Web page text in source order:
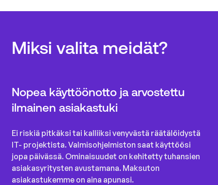
Miksi valita meidät?
Nopea käyttöönotto ja arvostettu
ilmainen asiakastuki
Ei riskiä pitkäksi tai kalliiksi venyvästä räätälöidystä
IT- projektista. Valmisohjelmiston saat käyttöösi
jopa päivässä. Ominaisuudet on kehitetty tuhansien
asiakasyritysten avustamana. Maksuton
asiakastukemme on aina apunasi.